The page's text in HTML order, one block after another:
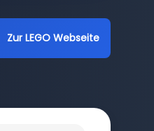
Zur LEGO Webseite